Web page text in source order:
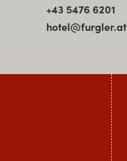
+43 5476 6201
hotel@furgler.at